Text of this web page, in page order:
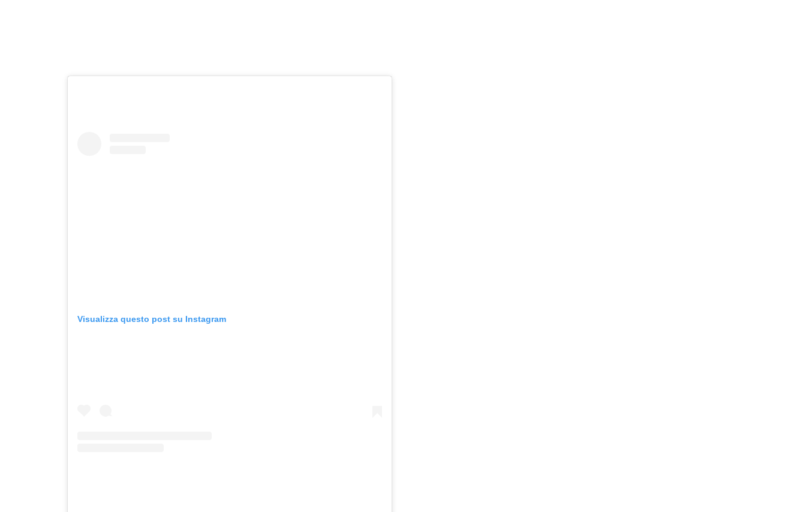
Visualizza questo post su Instagram